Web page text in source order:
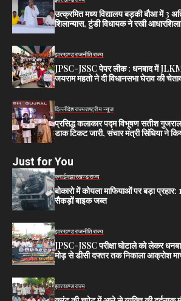
उत्क्रमित मध्य विद्यालय बड़की बौआ में 3
शिलान्यास, टुंडी विधायक ने रखी आधारशिला
झारखण्डराजनीतिराज्य
JPSC-JSSC पेपर लीक : धनबाद में
जयराम महतो ने दी विधानसभा घेराव की
दिल्लीदेशराज्यराष्ट्रीय न्यूज
प्रसिद्ध कलाकार पद्म विभूषण सतीश
डाक टिकट जारी, संचार मंत्री सिंधिया ने
Just for You
क्राईमझारखण्डराज्य
बोकारो में कोयला माफियाओं पर बड़ा
सैकड़ों बाइक जब्त
झारखण्डराजनीतिराज्य
JPSC-JSSC परीक्षा घोटाले को लेकर
मोड़ से डीसी दफ्तर तक निकाला आक्रोश
झारखण्डराज्य